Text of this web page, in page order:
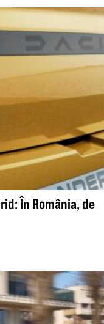
În România, de